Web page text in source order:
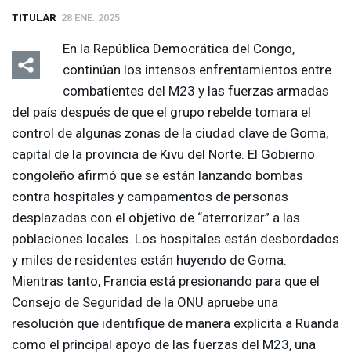
TITULAR 28 ENE. 2025
En la República Democrática del Congo,
continúan los intensos enfrentamientos entre
combatientes del M23 y las fuerzas armadas
del país después de que el grupo rebelde tomara el
control de algunas zonas de la ciudad clave de Goma,
capital de la provincia de Kivu del Norte. El Gobierno
congoleño afirmó que se están lanzando bombas
contra hospitales y campamentos de personas
desplazadas con el objetivo de “aterrorizar” a las
poblaciones locales. Los hospitales están desbordados
y miles de residentes están huyendo de Goma.
Mientras tanto, Francia está presionando para que el
Consejo de Seguridad de la ONU apruebe una
resolución que identifique de manera explícita a Ruanda
como el principal apoyo de las fuerzas del M23, una